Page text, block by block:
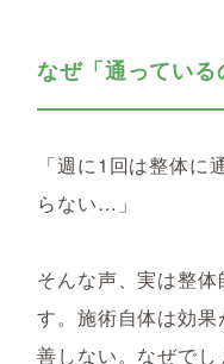
なぜ「通っている
「週に1回は整体に
らない…」
そんな声、実は整
す。施術自体は効
善しない。なぜでし